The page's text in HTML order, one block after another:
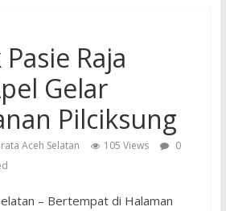
Raja
Gelar
Pilciksung
Aceh Selatan 105 Views
0
– Bertempat di Halaman